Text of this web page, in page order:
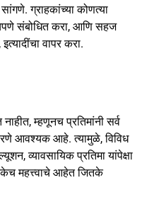
ग्राहकांच्या कोणत्या
संबोधित करा, आणि सहज
वापर करा.
म्हणूनच प्रतिमांनी सर्व
आवश्यक आहे. त्यामुळे, विविध
व्यावसायिक प्रतिमा यांपेक्षा
महत्त्वाचे आहेत जितके